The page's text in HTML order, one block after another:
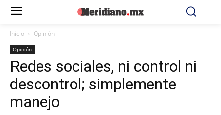
Inicio Opinión
Opinión
Redes sociales, ni control ni
descontrol; simplemente
manejo